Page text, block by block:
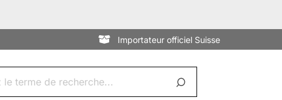
Importateur officiel Suisse